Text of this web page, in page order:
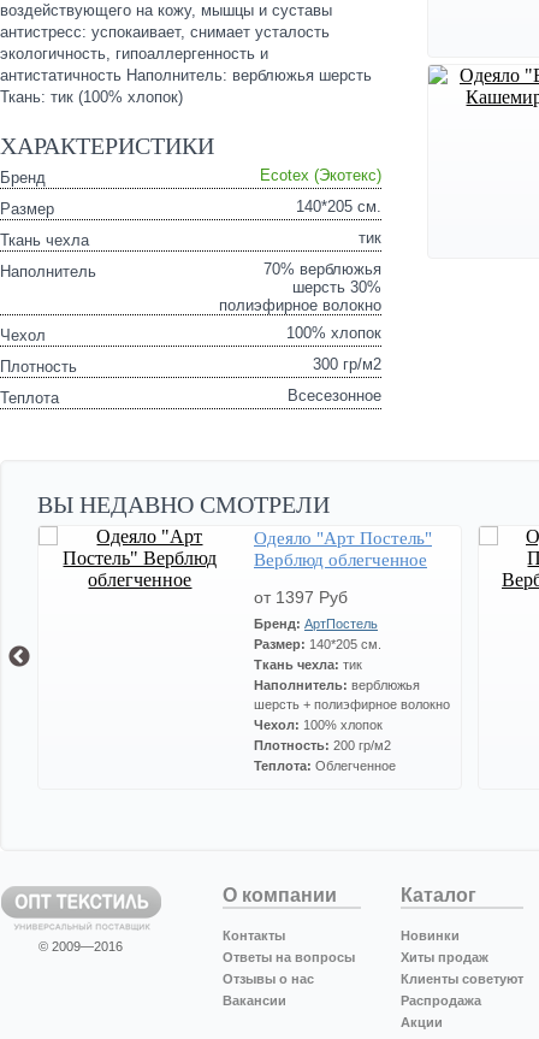
воздействующего на кожу, мышцы и суставы
антистресс: успокаивает, снимает усталость
экологичность, гипоаллергенность и
антистатичность Наполнитель: верблюжья шерсть
Ткань: тик (100% хлопок)
ХАРАКТЕРИСТИКИ
Бренд
Ecotex (Экотекс)
Размер
140*205 см.
Ткань чехла
тик
Наполнитель
70% верблюжья
шерсть 30%
полиэфирное волокно
Чехол
100% хлопок
Плотность
300 гр/м2
Теплота
Всесезонное
ВЫ НЕДАВНО СМОТРЕЛИ
Одеяло "Арт Постель"
Верблюд облегченное
от 1397 Руб
Бренд: АртПостель
Размер: 140*205 см.
Ткань чехла: тик
Наполнитель: верблюжья
шерсть + полиэфирное волокно
Чехол: 100% хлопок
Плотность: 200 гр/м2
Теплота: Облегченное
© 2009—2016
О компании
Контакты
Ответы на вопросы
Отзывы о нас
Вакансии
Каталог
Новинки
Хиты продаж
Клиенты советуют
Распродажа
Акции